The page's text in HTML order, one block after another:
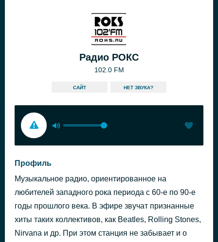
Радио РОКС
102.0 FM
САЙТ HЕТ ЗВУКА?
Профиль
Музыкальное радио, ориентированное на
любителей западного рока периода с 60-е по 90-е
годы прошлого века. В эфире звучат признанные
хиты таких коллективов, как Beatles, Rolling Stones,
Nirvana и др. При этом станция не забывает и о